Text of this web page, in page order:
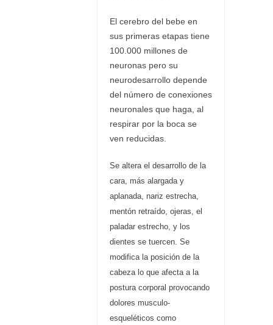
El cerebro del bebe en
sus primeras etapas tiene
100.000 millones de
neuronas pero su
neurodesarrollo depende
del número de conexiones
neuronales que haga, al
respirar por la boca se
ven reducidas.
Se a ltera el desarrollo de la
cara, más alargada y
aplanada, nariz estrecha,
mentón retraído, ojeras, el
paladar estrecho, y los
dientes se tuercen. Se
modifica la posición de la
cabeza lo que afecta a la
postura corporal provocando
dolores musculo-
esqueléticos como